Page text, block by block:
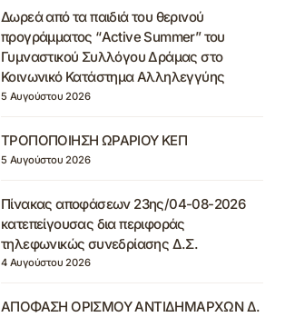
Δωρεά από τα παιδιά του θερινού
προγράμματος “Active Summer” του
Γυμναστικού Συλλόγου Δράμας στο
Κοινωνικό Κατάστημα Αλληλεγγύης
5 Αυγούστου 2026
ΤΡΟΠΟΠΟΙΗΣΗ ΩΡΑΡΙΟΥ ΚΕΠ
5 Αυγούστου 2026
Πίνακας αποφάσεων 23ης/04-08-2026
κατεπείγουσας δια περιφοράς
τηλεφωνικώς συνεδρίασης Δ.Σ.
4 Αυγούστου 2026
ΑΠΟΦΑΣΗ ΟΡΙΣΜΟΥ ΑΝΤΙΔΗΜΑΡΧΩΝ Δ.